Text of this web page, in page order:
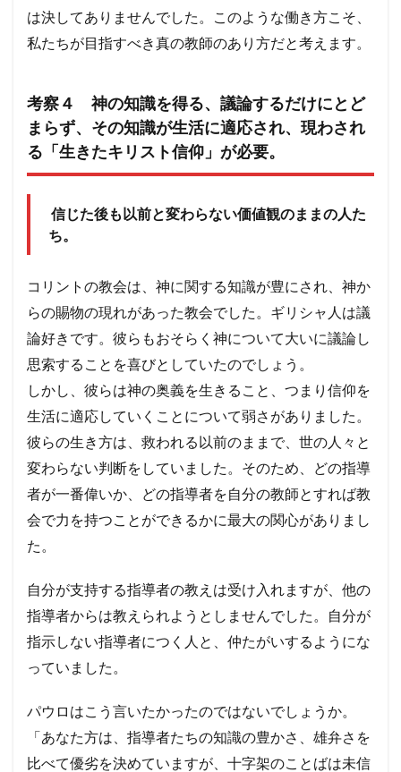
は決してありませんでした。このような働き方こそ、
私たちが目指すべき真の教師のあり方だと考えます。
考察４ 神の知識を得る、議論するだけにとど
まらず、その知識が生活に適応され、現わされ
る「生きたキリスト信仰」が必要。
信じた後も以前と変わらない価値観のままの人た
ち。
コリントの教会は、神に関する知識が豊にされ、神か
らの賜物の現れがあった教会でした。ギリシャ人は議
論好きです。彼らもおそらく神について大いに議論し
思索することを喜びとしていたのでしょう。
しかし、彼らは神の奥義を生きること、つまり信仰を
生活に適応していくことについて弱さがありました。
彼らの生き方は、救われる以前のままで、世の人々と
変わらない判断をしていました。そのため、どの指導
者が一番偉いか、どの指導者を自分の教師とすれば教
会で力を持つことができるかに最大の関心がありまし
た。
自分が支持する指導者の教えは受け入れますが、他の
指導者からは教えられようとしませんでした。自分が
指示しない指導者につく人と、仲たがいするようにな
っていました。
パウロはこう言いたかったのではないでしょうか。
「あなた方は、指導者たちの知識の豊かさ、雄弁さを
比べて優劣を決めていますが、十字架のことばは未信